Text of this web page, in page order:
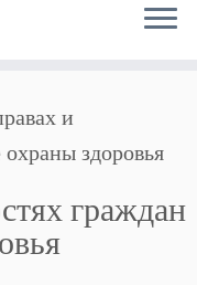
и
здоровья
граждан